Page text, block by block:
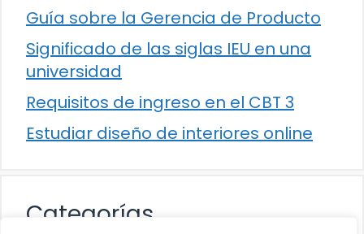
Guía sobre la Gerencia de Producto
Significado de las siglas IEU en una
universidad
Requisitos de ingreso en el CBT 3
Estudiar diseño de interiores online
Categorías